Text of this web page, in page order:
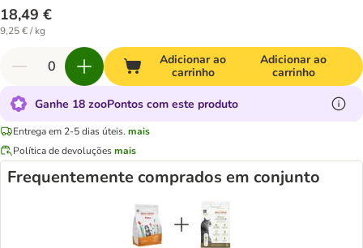
18,49 €
9,25 € / kg
Adicionar ao
carrinho
Adicionar ao
carrinho
Ganhe 18 zooPontos com este produto
Entrega em 2-5 dias úteis. mais
Política de devoluçõesmais
Frequentemente comprados em conjunto